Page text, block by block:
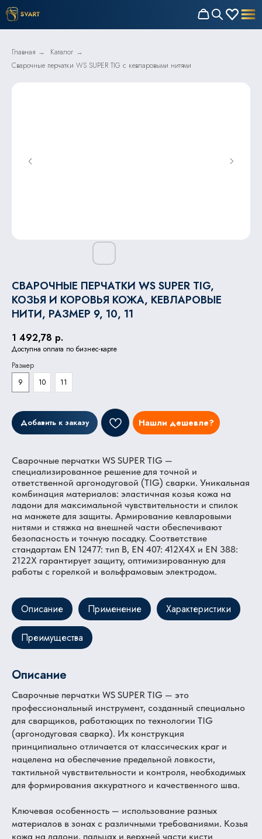
Главная → Каталог →
Сварочные перчатки WS SUPER TIG с кевларовыми нитями
СВАРОЧНЫЕ ПЕРЧАТКИ WS SUPER TIG,
КОЗЬЯ И КОРОВЬЯ КОЖА, КЕВЛАРОВЫЕ
НИТИ, РАЗМЕР 9, 10, 11
1 492,78 р.
Доступна оплата по бизнес-карте
Размер
9
10 11
Добавить к заказу Нашли дешевле?
Сварочные перчатки WS SUPER TIG —
специализированное решение для точной и
ответственной аргонодуговой (TIG) сварки. Уникальная
комбинация материалов: эластичная козья кожа на
ладони для максимальной чувствительности и спилок
на манжете для защиты. Армирование кевларовыми
нитями и стяжка на внешней части обеспечивают
безопасность и точную посадку. Соответствие
стандартам EN 12477: тип B, EN 407: 412X4X и EN 388:
2122X гарантирует защиту, оптимизированную для
работы с горелкой и вольфрамовым электродом.
Описание Применение Характеристики
Преимущества
Описание
Сварочные перчатки WS SUPER TIG — это
профессиональный инструмент, созданный специально
для сварщиков, работающих по технологии TIG
(аргонодуговая сварка). Их конструкция
принципиально отличается от классических краг и
нацелена на обеспечение предельной ловкости,
тактильной чувствительности и контроля, необходимых
для формирования аккуратного и качественного шва.
Ключевая особенность — использование разных
материалов в зонах с различными требованиями. Козья
кожа на ладони, пальцах и верхней части кисти